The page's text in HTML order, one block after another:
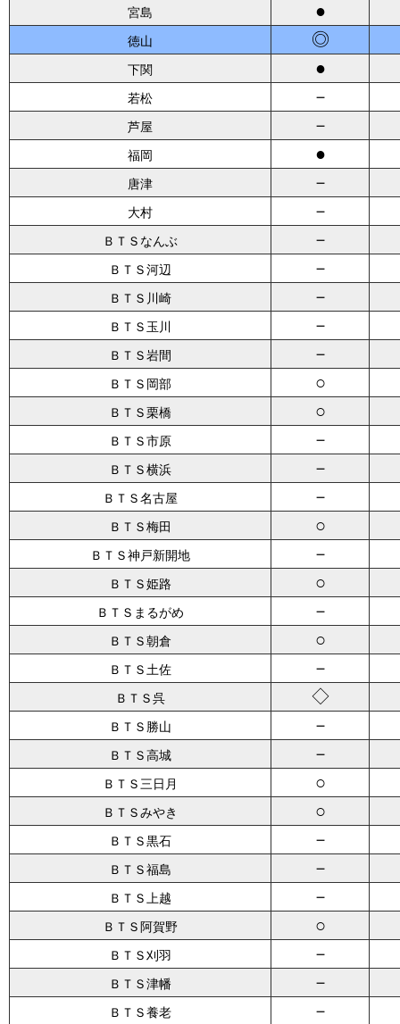
宮島 ●
徳山 ◎
下関 ●
若松 －
芦屋 －
福岡 ●
唐津 －
大村 －
ＢＴＳなんぶ －
ＢＴＳ河辺 －
ＢＴＳ川崎 －
ＢＴＳ玉川 －
ＢＴＳ岩間 －
ＢＴＳ岡部 ○
ＢＴＳ栗橋 ○
ＢＴＳ市原 －
ＢＴＳ横浜 －
ＢＴＳ名古屋 －
ＢＴＳ梅田 ○
ＢＴＳ神戸新開地 －
ＢＴＳ姫路 ○
ＢＴＳまるがめ －
ＢＴＳ朝倉 ○
ＢＴＳ土佐 －
ＢＴＳ呉 ◇
ＢＴＳ勝山 －
ＢＴＳ高城 －
ＢＴＳ三日月 ○
ＢＴＳみやき ○
ＢＴＳ黒石 －
ＢＴＳ福島 －
ＢＴＳ上越 －
ＢＴＳ阿賀野 ○
ＢＴＳ刈羽 －
ＢＴＳ津幡 －
ＢＴＳ養老 －